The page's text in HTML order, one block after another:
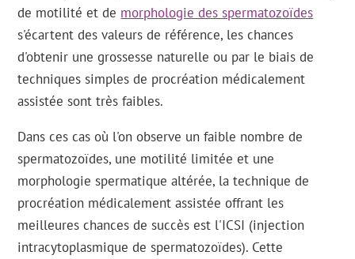
de motilité et de morphologie des spermatozoïdes
s'écartent des valeurs de référence, les chances
d'obtenir une grossesse naturelle ou par le biais de
techniques simples de procréation médicalement
assistée sont très faibles.
Dans ces cas où l'on observe un faible nombre de
spermatozoïdes, une motilité limitée et une
morphologie spermatique altérée, la technique de
procréation médicalement assistée offrant les
meilleures chances de succès est l'ICSI (injection
intracytoplasmique de spermatozoïdes). Cette